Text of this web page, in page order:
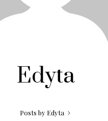
Edyta
Posts by Edyta